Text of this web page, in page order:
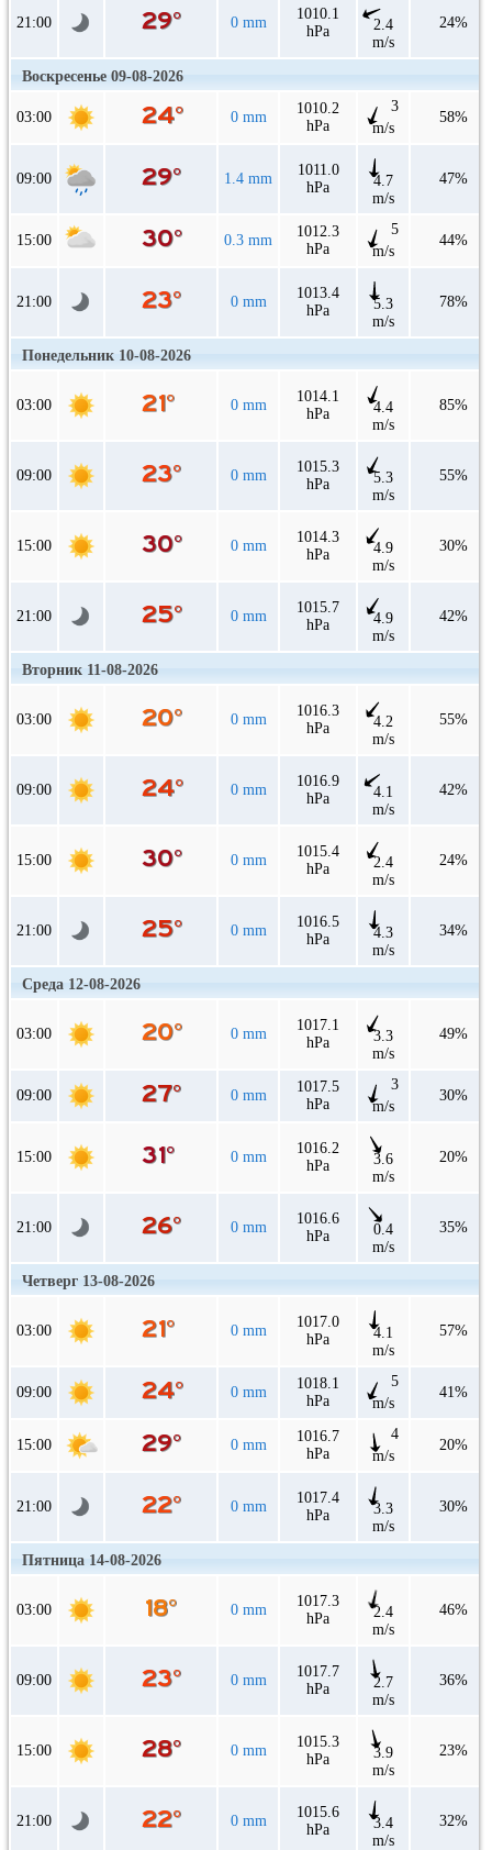
21:00 0 mm
1010.1
hPa
2.4
m/s
24%
Воскресенье 09-08-2026
03:00 0 mm
1010.2
hPa
3
m/s
58%
09:00 1.4 mm
1011.0
hPa
4.7
m/s
47%
15:00 0.3 mm
1012.3
hPa
5
m/s
44%
21:00 0 mm
1013.4
hPa
5.3
m/s
78%
Понедельник 10-08-2026
03:00 0 mm
1014.1
hPa
4.4
m/s
85%
09:00 0 mm
1015.3
hPa
5.3
m/s
55%
15:00 0 mm
1014.3
hPa
4.9
m/s
30%
21:00 0 mm
1015.7
hPa
4.9
m/s
42%
Вторник 11-08-2026
03:00 0 mm
1016.3
hPa
4.2
m/s
55%
09:00 0 mm
1016.9
hPa
4.1
m/s
42%
15:00 0 mm
1015.4
hPa
2.4
m/s
24%
21:00 0 mm
1016.5
hPa
4.3
m/s
34%
Среда 12-08-2026
03:00 0 mm
1017.1
hPa
3.3
m/s
49%
09:00 0 mm
1017.5
hPa
3
m/s
30%
15:00 0 mm
1016.2
hPa
3.6
m/s
20%
21:00 0 mm
1016.6
hPa
0.4
m/s
35%
Четверг 13-08-2026
03:00 0 mm
1017.0
hPa
4.1
m/s
57%
09:00 0 mm
1018.1
hPa
5
m/s
41%
15:00 0 mm
1016.7
hPa
4
m/s
20%
21:00 0 mm
1017.4
hPa
3.3
m/s
30%
Пятница 14-08-2026
03:00 0 mm
1017.3
hPa
2.4
m/s
46%
09:00 0 mm
1017.7
hPa
2.7
m/s
36%
15:00 0 mm
1015.3
hPa
3.9
m/s
23%
21:00 0 mm
1015.6
hPa
3.4
m/s
32%